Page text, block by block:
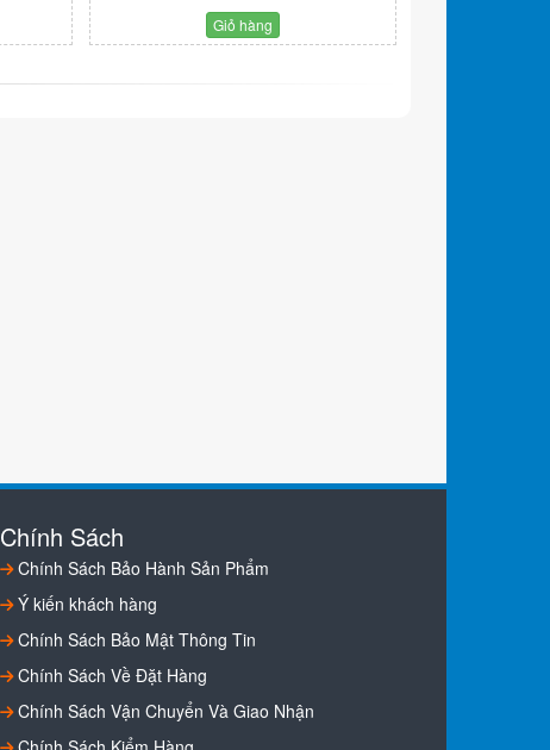
Giỏ hàng
Chính Sách
Chính Sách Bảo Hành Sản Phẩm
Ý kiến khách hàng
Chính Sách Bảo Mật Thông Tin
Chính Sách Về Đặt Hàng
Chính Sách Vận Chuyển Và Giao Nhận